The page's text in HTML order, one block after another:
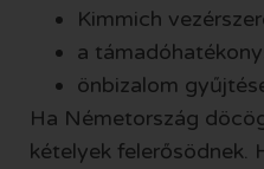
Kimmich
a
önbizalom
Ha Németország
kételyek felerősödnek.